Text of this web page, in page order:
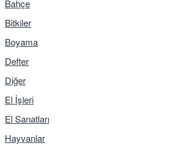
Bahçe
Bitkiler
Boyama
Defter
Diğer
El İşleri
El Sanatları
Hayvanlar